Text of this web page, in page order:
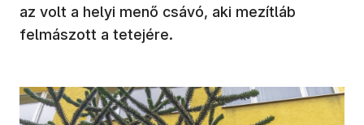
az volt a helyi menő csávó, aki mezítláb
felmászott a tetejére.